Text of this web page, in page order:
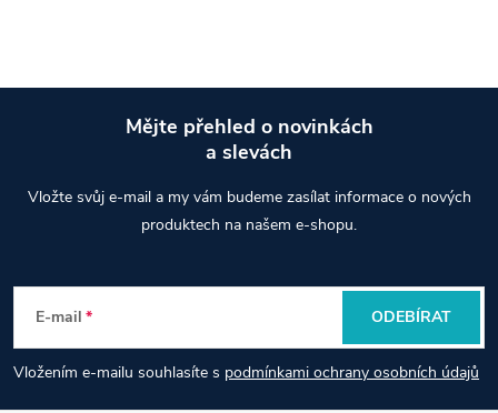
a
í
r
p
a
Mějte přehled o novinkách
a slevách
Vložte svůj e-mail a my vám budeme zasílat informace o nových
produktech na našem e-shopu.
E-mail
Vložením e-mailu souhlasíte s podmínkami ochrany osobních údajů
ODEBÍRAT